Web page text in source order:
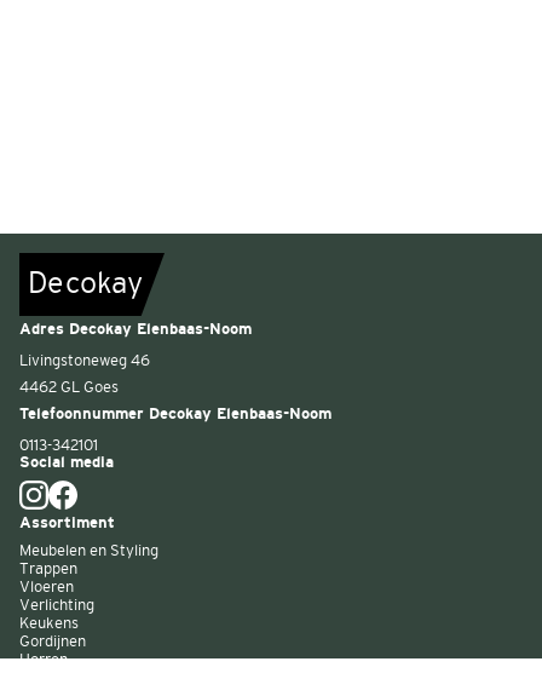
Decokay
Adres Decokay Elenbaas-Noom
Livingstoneweg 46
4462 GL Goes
Telefoonnummer Decokay Elenbaas-Noom
0113-342101
Social media
Assortiment
Meubelen en Styling
Trappen
Vloeren
Verlichting
Keukens
Gordijnen
Horren